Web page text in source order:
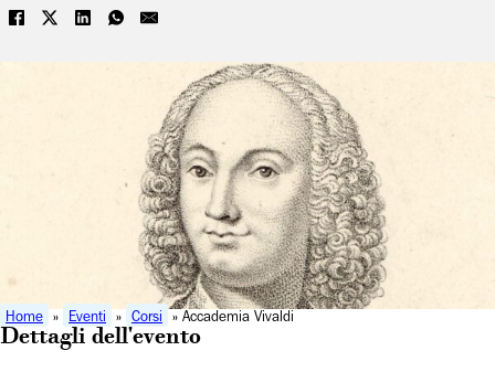
Home » Eventi » Corsi » Accademia Vivaldi
Dettagli dell'evento